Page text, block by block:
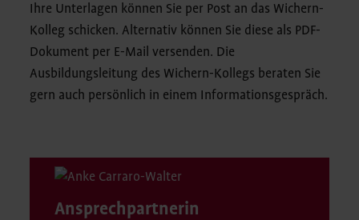
Ihre Unterlagen können Sie per Post an das Wichern-
Kolleg schicken. Alternativ können Sie diese als PDF-
Dokument per E-Mail versenden. Die
Ausbildungsleitung des Wichern-Kollegs beraten Sie
gern auch persönlich in einem Informationsgespräch.
Ansprechpartnerin